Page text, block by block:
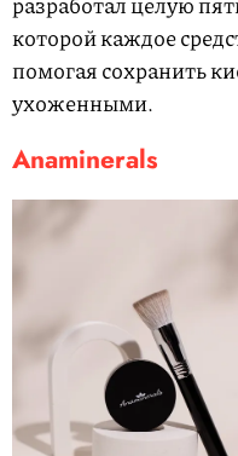
которой каждое
помогая сохранить
ухоженными.
Anaminerals